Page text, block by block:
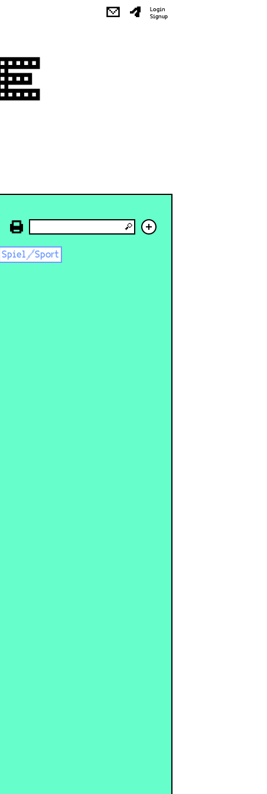
✉
Login
Signup
+
Spiel/Sport